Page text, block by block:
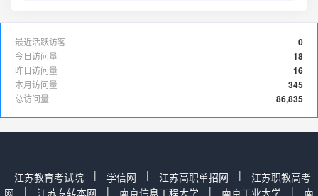
0
最近活跃访客
18
今日访问量
16
昨日访问量
345
本月访问量
86,835
总访问量
江苏教育考试院 | 学信网 | 江苏高职单招网 |
江苏职教高考
网
| 江苏专转本网 | 南京信息工程大学 | 南京工业大学 | 南